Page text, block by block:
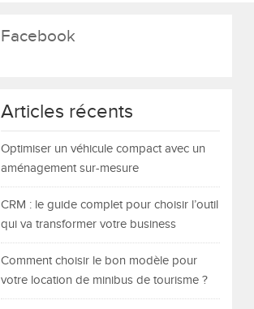
Facebook
Articles récents
Optimiser un véhicule compact avec un
aménagement sur-mesure
CRM : le guide complet pour choisir l’outil
qui va transformer votre business
Comment choisir le bon modèle pour
votre location de minibus de tourisme ?